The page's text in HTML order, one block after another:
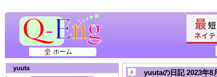
ホーム
yuuta
yuutaの日記 2023年8